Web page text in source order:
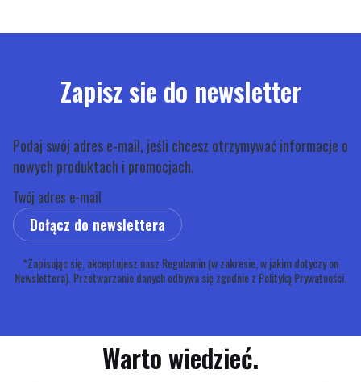
Zapisz sie do newsletter
Podaj swój adres e-mail, jeśli chcesz otrzymywać informacje o
nowych produktach i promocjach.
Twój adres e-mail
Dołącz do newslettera
*Zapisując się, akceptujesz nasz Regulamin (w zakresie, w jakim dotyczy on
Newslettera). Przetwarzanie danych odbywa się zgodnie z Polityką Prywatności.
Warto wiedzieć.